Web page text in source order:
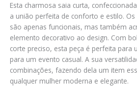
Esta charmosa saia curta,
a união perfeita de conforto e estilo.
são apenas funcionais, mas também
elemento decorativo ao design. Com
corte preciso, esta peça é perfeita para
para um evento casual. A sua
combinações, fazendo dela um item
qualquer mulher moderna e elegante.